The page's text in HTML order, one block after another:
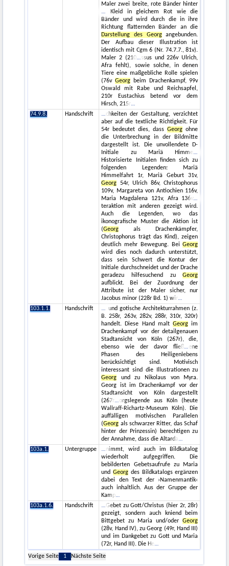
Maler zwei breite, rote Bänder hinter
Kleid in gleichem Rot wie die
Bänder und wird durch die in ihre
Richtung flatternden Bänder an die
Darstellung des Georgangebunden.
Der Aufbau dieser Illustration ist
identisch mit Cgm 6 (Nr. 74.7.7., 81v).
Maler 2 (210
ssus und 226v Ulrich,
Afra fehlt), sowie solche, in denen
Tiere eine maßgebliche Rolle spielen
(76vGeorg beim Drachenkampf, 99v
Oswald mit Rabe und Reichsapfel,
210r Eustachius betend vor dem
Hirsch, 215r
74.9.8.
Handschrift
chkeiten der Gestaltung, verzichtet
aber auf die textliche Richtigkeit. Für
54r bedeutet dies, dassGeorg ohne
die Unterbrechung in der Bildmitte
dargestellt ist. Die unvollendete D-
Initiale zu Mariä Himme
Historisierte Initialen finden sich zu
folgenden Legenden: Mariä
Himmelfahrt 1r, Mariä Geburt 31v,
Georg 54r, Ulrich 86v, Christophorus
109v, Margareta von Antiochien 116v,
Maria Magdalena 121v, Afra 136v
teraktion mit anderen gezeigt wird.
Auch die Legenden, wo das
ikonografische Muster die Aktion ist
(Georg als Drachenkämpfer,
Christophorus trägt das Kind), zeigen
deutlich mehr Bewegung. BeiGeorg
wird dies noch dadurch unterstützt,
dass sein Schwert die Kontur der
Initiale durchschneidet und der Drache
geradezu hilfesuchend zuGeorg
aufblickt. Bei der Zuordnung der
Attribute ist der Maler sicher, nur
Jacobus minor (228r Bd. 1) wir
103.1.1.
Handschrift
und gotische Architekturrahmen (z.
B. 258r, 263v, 282v, 288r, 310r, 320r)
handelt. Diese Hand maltGeorg im
Drachenkampf vor der detailgenauen
Stadtansicht von Köln (267r), die,
ebenso wie der davor fließ
ene
Phasen des Heiligenlebens
berücksichtigt sind. Motivisch
interessant sind die Illustrationen zu
Georg und zu Nikolaus von Myra.
Georg ist im Drachenkampf vor der
Stadtansicht von Köln dargestellt
(267r
orgslegende aus Köln (heute
Wallraff-Richartz-Museum Köln). Die
auffälligen motivischen Parallelen
(Georg als schwarzer Ritter, das Schaf
hinter der Prinzessin) berechtigen zu
der Annahme, dass die Altarda
103a.1.
Untergruppe
nimmt, wird auch im Bildkatalog
wiederholt aufgegriffen. Die
bebilderten Gebetsaufrufe zu Maria
undGeorg des Bildkatalogs ergänzen
dabei den Text der ›Namenmantik‹
auch inhaltlich. Aus der Gruppe der
Kamp
103a.1.6.
Handschrift
Gebet zu Gott/Christus (hier 2r, 28r)
gezeigt, sondern auch kniend beim
Bittgebet zu Maria und/oderGeorg
(28v, Hand IV), zu Georg (49r, Hand III)
und im Dankgebet zu Gott und Maria
(72r, Hand III). Die He
Vorige Seite
1 Nächste Seite